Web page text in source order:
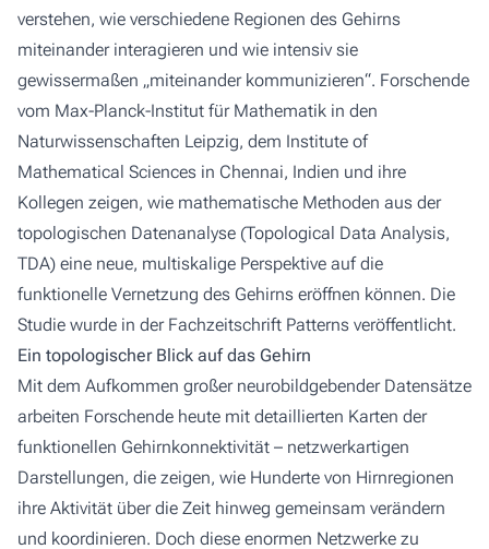
verstehen, wie verschiedene Regionen des Gehirns
miteinander interagieren und wie intensiv sie
gewissermaßen „miteinander kommunizieren“. Forschende
vom Max-Planck-Institut für Mathematik in den
Naturwissenschaften Leipzig, dem Institute of
Mathematical Sciences in Chennai, Indien und ihre
Kollegen zeigen, wie mathematische Methoden aus der
topologischen Datenanalyse (Topological Data Analysis,
TDA) eine neue, multiskalige Perspektive auf die
funktionelle Vernetzung des Gehirns eröffnen können. Die
Studie wurde in der Fachzeitschrift Patterns veröffentlicht.
Ein topologischer Blick auf das Gehirn
Mit dem Aufkommen großer neurobildgebender Datensätze
arbeiten Forschende heute mit detaillierten Karten der
funktionellen Gehirnkonnektivität – netzwerkartigen
Darstellungen, die zeigen, wie Hunderte von Hirnregionen
ihre Aktivität über die Zeit hinweg gemeinsam verändern
und koordinieren. Doch diese enormen Netzwerke zu